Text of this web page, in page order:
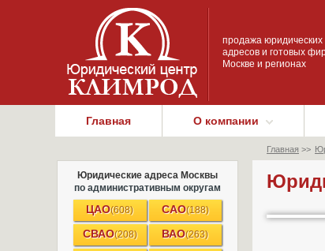
продажа юридических
адресов и готовых
Москве и регионах
Главная О компании
Юридические адреса Москвы
по административным округам
ЦАО(608) САО(188)
СВАО(208) ВАО(263)
Главная >>